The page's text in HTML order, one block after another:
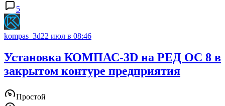
5
kompas_3d22 июл в 08:46
Установка КОМПАС-3D на РЕД ОС 8 в
закрытом контуре предприятия
Простой